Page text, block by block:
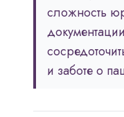
сложность
и заботе о